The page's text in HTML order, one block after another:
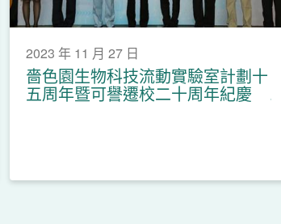
2023 年 11 月 27 日
嗇色園生物科技流動實驗室計劃十
五周年暨可譽遷校二十周年紀慶